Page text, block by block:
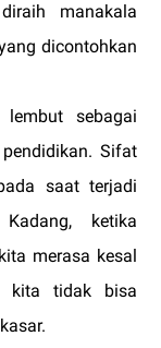
manakala
dicontohkan
sebagai
Sifat
saat terjadi
ketika
merasa kesal
kita tidak bisa